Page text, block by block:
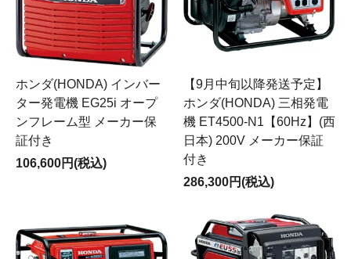
ホンダ(HONDA) インバー
ター発電機 EG25i オープ
ンフレーム型 メーカー保
証付き
106,600円(税込)
【9月中旬以降発送予定】
ホンダ(HONDA) 三相発電
機 ET4500-N1【60Hz】(西
日本) 200V メーカー保証
付き
286,300円(税込)